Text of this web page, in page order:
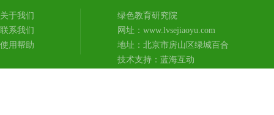
关于我们
联系我们
使用帮助
绿色教育研究院
网址：www.lvsejiaoyu.com
地址：北京市房山区绿城百合
技术支持： 蓝海互动